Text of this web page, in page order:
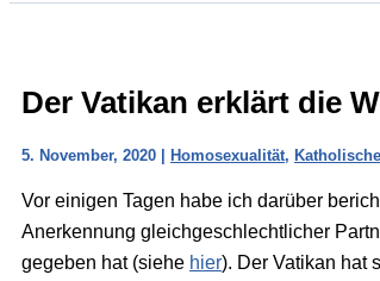
Der Vatikan erklärt die
5. November, 2020 | Homosexualität,
Vor einigen Tagen habe ich darüber
Anerkennung gleichgeschlechtlicher
gegeben hat (siehe hier). Der Vatikan hat